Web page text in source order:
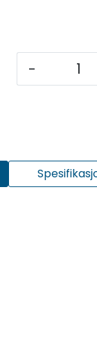
-